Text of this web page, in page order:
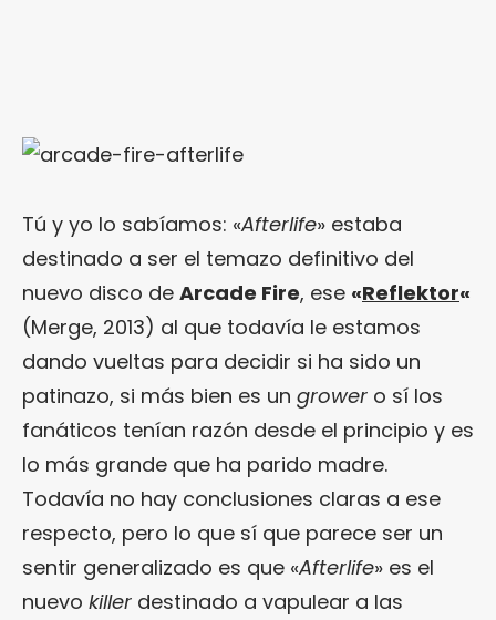
Tú y yo lo sabíamos: «Afterlife» estaba
destinado a ser el temazo definitivo del
nuevo disco de Arcade Fire, ese «Reflektor«
(Merge, 2013) al que todavía le estamos
dando vueltas para decidir si ha sido un
patinazo, si más bien es un grower o sí los
fanáticos tenían razón desde el principio y es
lo más grande que ha parido madre.
Todavía no hay conclusiones claras a ese
respecto, pero lo que sí que parece ser un
sentir generalizado es que «Afterlife» es el
nuevo killer destinado a vapulear a las